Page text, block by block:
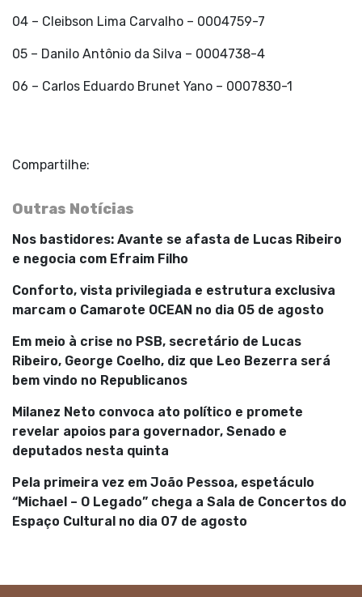
04 – Cleibson Lima Carvalho – 0004759-7
05 – Danilo Antônio da Silva – 0004738-4
06 – Carlos Eduardo Brunet Yano – 0007830-1
Compartilhe:
Outras Notícias
Nos bastidores: Avante se afasta de Lucas Ribeiro
e negocia com Efraim Filho
Conforto, vista privilegiada e estrutura exclusiva
marcam o Camarote OCEAN no dia 05 de agosto
Em meio à crise no PSB, secretário de Lucas
Ribeiro, George Coelho, diz que Leo Bezerra será
bem vindo no Republicanos
Milanez Neto convoca ato político e promete
revelar apoios para governador, Senado e
deputados nesta quinta
Pela primeira vez em João Pessoa, espetáculo
“Michael – O Legado” chega a Sala de Concertos do
Espaço Cultural no dia 07 de agosto